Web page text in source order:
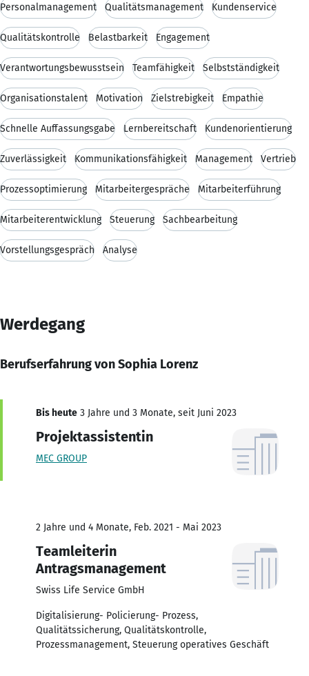
Personalmanagement Qualitätsmanagement Kundenservice
Qualitätskontrolle Belastbarkeit Engagement
Verantwortungsbewusstsein Teamfähigkeit Selbstständigkeit
Organisationstalent Motivation Zielstrebigkeit Empathie
Schnelle Auffassungsgabe Lernbereitschaft Kundenorientierung
Zuverlässigkeit Kommunikationsfähigkeit Management Vertrieb
Prozessoptimierung Mitarbeitergespräche Mitarbeiterführung
Mitarbeiterentwicklung Steuerung Sachbearbeitung
Vorstellungsgespräch Analyse
Werdegang
Berufserfahrung von Sophia Lorenz
Bis heute 3 Jahre und 3 Monate, seit Juni 2023
Projektassistentin
MEC GROUP
2 Jahre und 4 Monate, Feb. 2021 - Mai 2023
Teamleiterin
Antragsmanagement
Swiss Life Service GmbH
Digitalisierung- Policierung- Prozess,
Qualitätssicherung, Qualitätskontrolle,
Prozessmanagement, Steuerung operatives Geschäft